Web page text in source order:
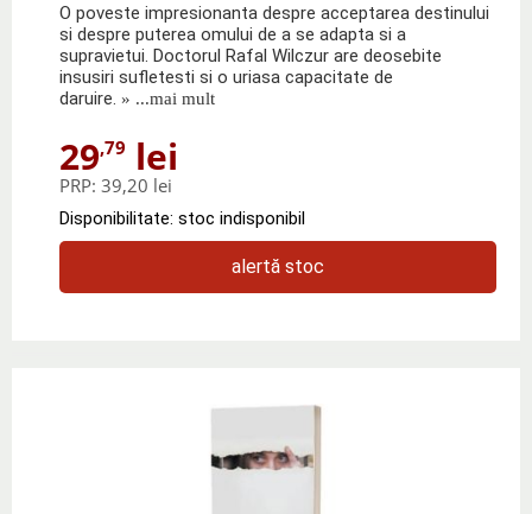
O poveste impresionanta despre acceptarea destinului
si despre puterea omului de a se adapta si a
supravietui. Doctorul Rafal Wilczur are deosebite
insusiri sufletesti si o uriasa capacitate de
daruire. » ...mai mult
29,79 lei
PRP: 39,20 lei
Disponibilitate: stoc indisponibil
alertă stoc